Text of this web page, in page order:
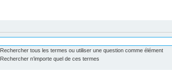
Rechercher tous les termes ou utiliser une question comme élément
Rechercher n’importe quel de ces termes